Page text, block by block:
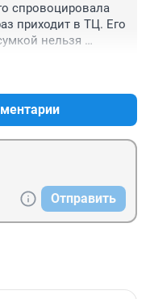
спровоцировала
приходит в ТЦ. Его
нельзя
все общество не
Отправить